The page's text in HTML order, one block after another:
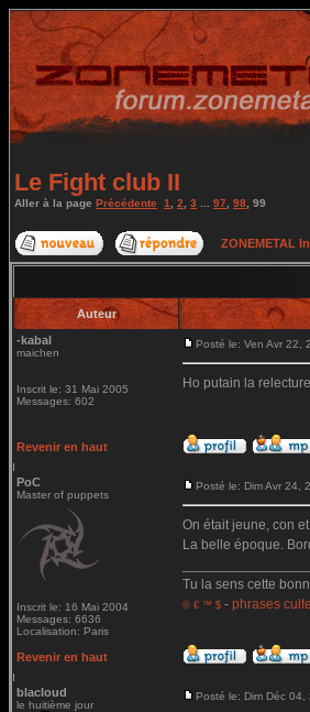
Le Fight club II
Aller à la page Précédente 1 2 3 97 98 99
ZONEMETAL
Auteur
-kabal
maichen
Inscrit le: 31 Mai 2005
Messages: 602
Posté le: Ven Avr 22,
Ho putain la
Revenir en haut
PoC
Master of puppets
Inscrit le: 16 Mai 2004
Messages: 6636
Localisation: Paris
Posté le: Dim Avr 24,
On était jeune, con
La belle époque.
Tu la sens cette
© € ™ $ - phrases
Revenir en haut
blacloud
le huitième jour
Posté le: Dim Déc